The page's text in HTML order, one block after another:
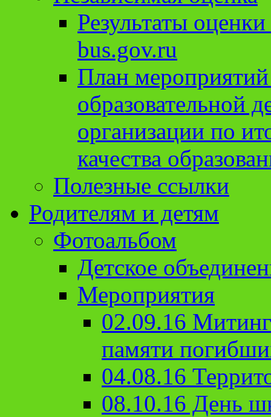
Результаты
bus.gov.ru
План
образовательной
организации по
качества
Полезные ссылки
Родителям и детям
Фотоальбом
Детское
Мероприятия
02.09.16
памяти
04.08.16
08.10.16 День